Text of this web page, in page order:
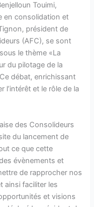
Touimi,
en consolidation et
président de
(AFC), se sont
le thème «La
du pilotage de la
débat, enrichissant
l’intérêt et le rôle de la
des Consolideurs
du lancement de
ce que cette
évènements et
de rapprocher nos
ainsi faciliter les
et visions